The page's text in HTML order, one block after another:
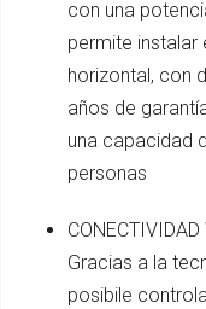
con una
permite instalar
horizontal, con
años de
una capacidad
personas
Gracias a la
posibile